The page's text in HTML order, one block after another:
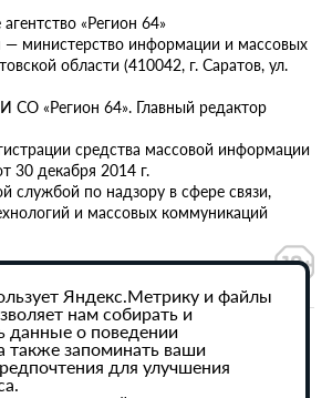
«Регион 64»
— министерство информации и массовых
области (410042, г. Саратов, ул.
«Регион 64». Главный редактор
средства массовой информации
декабря 2014 г.
службой по надзору в сфере связи,
и массовых коммуникаций
обработки персональных данных
материалов сайта активная
«Регион 64» обязательна.
Яндекс.Метрику и файлы
нам собирать и
данные о поведении
также запоминать ваши
для улучшения